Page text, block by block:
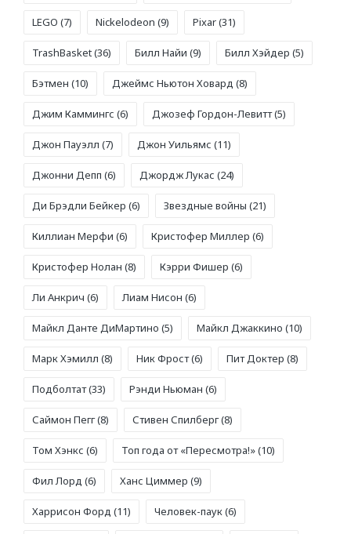
LEGO (7) Nickelodeon (9) Pixar(31)
TrashBasket(36) Билл Найи (9) Билл Хэйдер (5)
Бэтмен (10) Джеймс Ньютон Ховард (8)
Джим Каммингс (6) Джозеф Гордон-Левитт(5)
Джон Пауэлл (7) Джон Уильямс (11)
Джонни Депп (6) Джордж Лукас (24)
Ди Брэдли Бейкер (6) Звездные войны (21)
Киллиан Мерфи (6) Кристофер Миллер (6)
Кристофер Нолан (8) Кэрри Фишер (6)
Ли Анкрич (6) Лиам Нисон (6)
Майкл Данте ДиМартино (5) Майкл Джаккино (10)
Марк Хэмилл (8) Ник Фрост(6) Пит Доктер (8)
Подболтат(33) Рэнди Ньюман (6)
Саймон Пегг(8) Стивен Спилберг(8)
Том Хэнкс (6) Топ года от «Пересмотра!»(10)
Фил Лорд (6) Ханс Циммер (9)
Харрисон Форд (11) Человек-паук(6)